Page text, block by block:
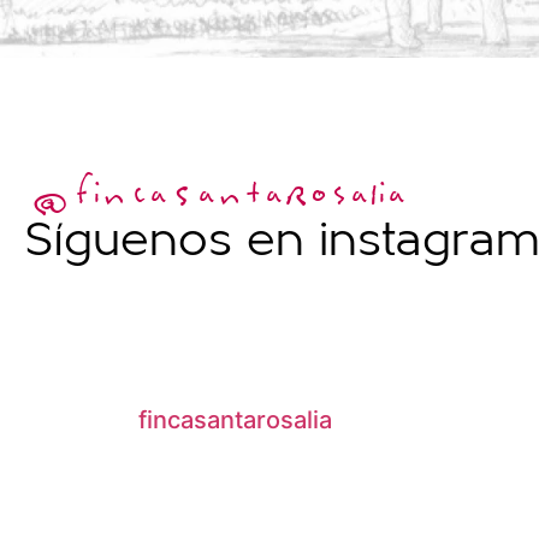
@fincaSantaRosalia
Síguenos en instagram
fincasantarosalia